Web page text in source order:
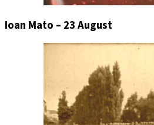
Ioan Mato – 23 August